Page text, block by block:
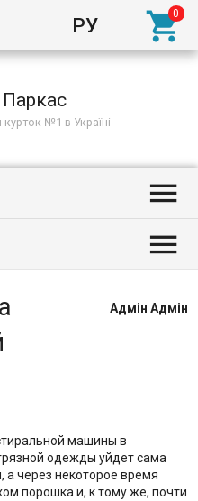
РУ 
Паркас
курток №1 в Україні


Адмін Адмін
машины в
одежды уйдет сама
а через некоторое время
порошка и, к тому же, почти